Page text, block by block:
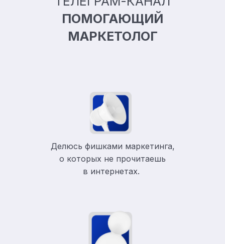
ПОМОГАЮЩИЙ
МАРКЕТОЛОГ
Делюсь фишками маркетинга,
о которых не прочитаешь
в интернетах.